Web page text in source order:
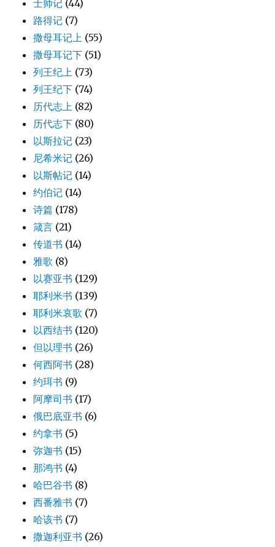
士师记 (44)
路得记 (7)
撒母耳记上 (55)
撒母耳记下 (51)
列王纪上 (73)
列王纪下 (74)
历代志上 (82)
历代志下 (80)
以斯拉记 (23)
尼希米记 (26)
以斯帖记 (14)
约伯记 (14)
诗篇 (178)
箴言 (21)
传道书 (14)
雅歌 (8)
以赛亚书 (129)
耶利米书 (139)
耶利米哀歌 (7)
以西结书 (120)
但以理书 (26)
何西阿书 (28)
约珥书 (9)
阿摩司书 (17)
俄巴底亚书 (6)
约拿书 (5)
弥迦书 (15)
那鸿书 (4)
哈巴谷书 (8)
西番雅书 (7)
哈该书 (7)
撒迦利亚书 (26)